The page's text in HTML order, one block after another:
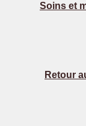
Soins et
Retour